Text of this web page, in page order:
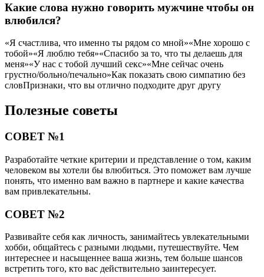
Какие слова нужно говорить мужчине чтобы он
влюбился?
«Я счастлива, что именно ты рядом со мной»«Мне хорошо с
тобой»«Я люблю тебя»«Спасибо за то, что ты делаешь для
меня»«У нас с тобой лучший секс»«Мне сейчас очень
грустно/больно/печально»Как показать свою симпатию без
словПризнаки, что вы отлично подходите друг другу
Полезные советы
СОВЕТ №1
Разработайте четкие критерии и представление о том, каким
человеком вы хотели бы влюбиться. Это поможет вам лучше
понять, что именно вам важно в партнере и какие качества
вам привлекательны.
СОВЕТ №2
Развивайте себя как личность, занимайтесь увлекательными
хобби, общайтесь с разными людьми, путешествуйте. Чем
интереснее и насыщеннее ваша жизнь, тем больше шансов
встретить того, кто вас действительно заинтересует.